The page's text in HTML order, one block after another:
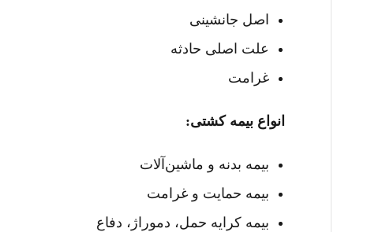
اصل جانشینی
علت اصلی حادثه
غرامت
انواع بیمه کشتی:
بیمه بدنه و ماشین‌آلات
بیمه حمایت و غرامت
بیمه کرایه حمل، دموراژ، دفاع